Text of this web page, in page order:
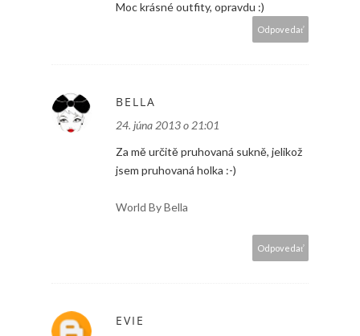
Moc krásné outfity, opravdu :)
Odpovedať
BELLA
24. júna 2013 o 21:01
Za mě určitě pruhovaná sukně, jelikož
jsem pruhovaná holka :-)
World By Bella
Odpovedať
EVIE